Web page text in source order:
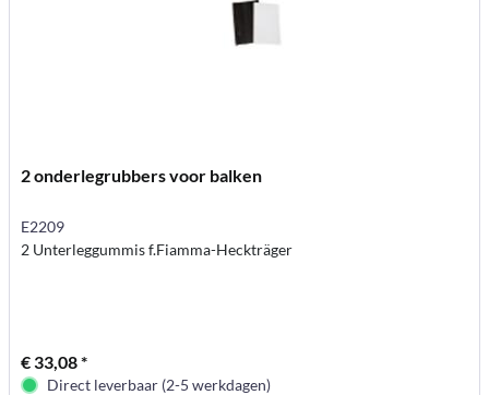
2 onderlegrubbers voor balken
E2209
2 Unterleggummis f.Fiamma-Heckträger
€ 33,08 *
Direct leverbaar (2-5 werkdagen)